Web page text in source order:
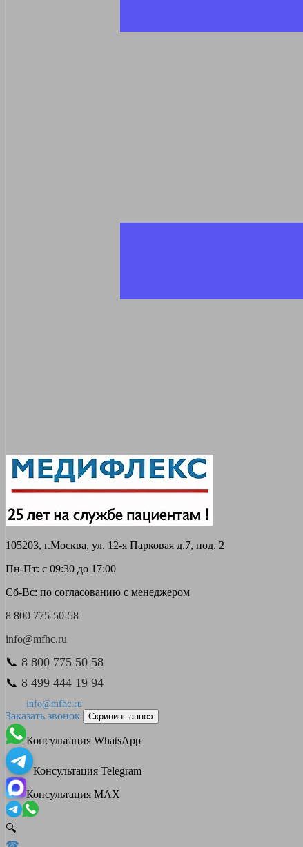
105203, г.Москва, ул. 12-я Парковая д.7, под. 2
Пн-Пт: с 09:30 до 17:00
Сб-Вс: по согласованию с менеджером
8 800 775-50-58
info@mfhc.ru
📞 8 800 775 50 58
📞 8 499 444 19 94
info@mfhc.ru
Заказать звонок Скрининг апноэ
Консультация WhatsApp
Консультация Telegram
Консультация MAX
🔍